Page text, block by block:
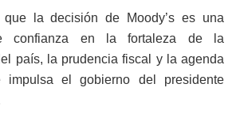
la decisión de Moody’s es una
confianza en la fortaleza de la
país, la prudencia fiscal y la agenda
impulsa el gobierno del presidente